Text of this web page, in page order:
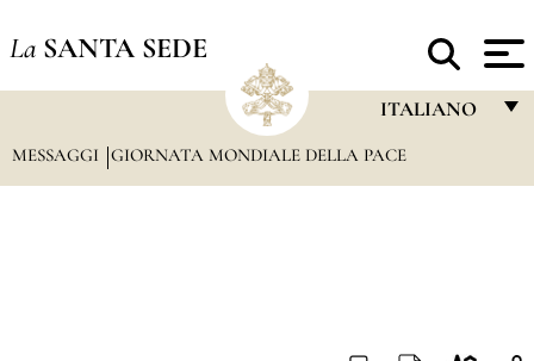
La SANTA SEDE
ITALIANO
FRANÇAIS
MESSAGGI GIORNATA MONDIALE DELLA PACE